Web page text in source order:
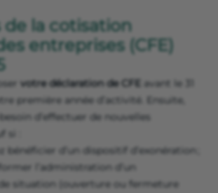
de la cotisation
entreprises (CFE)
votre déclaration de CFE avant le 31
première année d’activité. Ensuite,
d’effectuer de nouvelles
:
bénéficier d’un dispositif d’exonération ;
l’administration d’un
situation (ouverture ou fermeture